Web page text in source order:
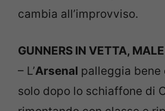
cambia all’improvviso.
GUNNERS IN VETTA,
– L’Arsenal palleggia bene
solo dopo lo schiaffone di